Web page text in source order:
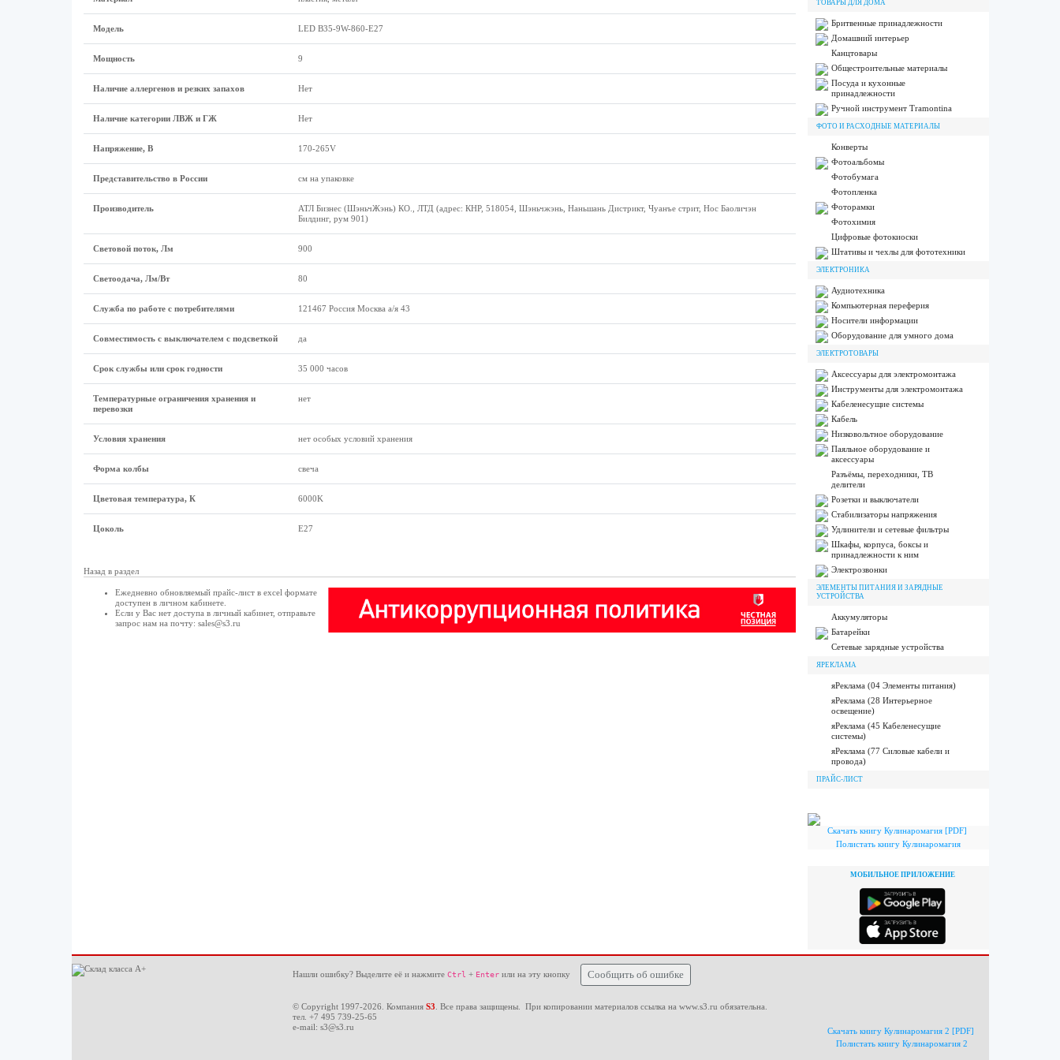
Модель LED B35-9W-860-E27
Мощность 9
Наличие аллергенов и резких запахов Нет
Наличие категории ЛВЖ и ГЖ Нет
Напряжение, В 170-265V
Представительство в России см на упаковке
Производитель
АТЛ Бизнес (ШэньчЖэнь) КО., ЛТД (адрес: КНР, 518054, Шэньчжэнь, Наньшань Дистрикт, Чуанъе стрит, Нос Баоличэн
Билдинг, рум 901)
Световой поток, Лм 900
Светоодача, Лм/Вт 80
Служба по работе с потребителями 121467 Россия Москва а/я 43
Совместимость с выключателем с подсветкой да
Срок службы или срок годности 35 000 часов
Температурные ограничения хранения и
перевозки
нет
Условия хранения нет особых условий хранения
Форма колбы свеча
Цветовая температура, К 6000K
Цоколь Е27
Назад в раздел
Ежедневно обновляемый прайс-лист в excel формате
доступен в личном кабинете.
Если у Вас нет доступа в личный кабинет, отправьте
запрос нам на почту: sales@s3.ru
ТОВАРЫ ДЛЯ ДОМА
Бритвенные принадлежности
Домашний интерьер
Канцтовары
Общестроительные материалы
Посуда и кухонные
принадлежности
Ручной инструмент Tramontina
ФОТО И РАСХОДНЫЕ МАТЕРИАЛЫ
Конверты
Фотоальбомы
Фотобумага
Фотопленка
Фоторамки
Фотохимия
Цифровые фотокиоски
Штативы и чехлы для фототехники
ЭЛЕКТРОНИКА
Аудиотехника
Компьютерная переферия
Носители информации
Оборудование для умного дома
ЭЛЕКТРОТОВАРЫ
Аксессуары для электромонтажа
Инструменты для электромонтажа
Кабеленесущие системы
Кабель
Низковольтное оборудование
Паяльное оборудование и
аксессуары
Разъёмы, переходники, ТВ
делители
Розетки и выключатели
Стабилизаторы напряжения
Удлинители и сетевые фильтры
Шкафы, корпуса, боксы и
принадлежности к ним
Электрозвонки
ЭЛЕМЕНТЫ ПИТАНИЯ И ЗАРЯДНЫЕ
УСТРОЙСТВА
Аккумуляторы
Батарейки
Сетевые зарядные устройства
ЯРЕКЛАМА
яРеклама (04 Элементы питания)
яРеклама (28 Интерьерное
освещение)
яРеклама (45 Кабеленесущие
системы)
яРеклама (77 Силовые кабели и
провода)
ПРАЙС-ЛИСТ
Скачать книгу Кулинаромагия 2 [PDF]
Полистать книгу Кулинаромагия 2
Скачать книгу Кулинаромагия [PDF]
Полистать книгу Кулинаромагия
МОБИЛЬНОЕ ПРИЛОЖЕНИЕ
Нашли ошибку? Выделите её и нажмите Ctrl + Enterили на эту кнопку Сообщить об ошибке
© Copyright 1997-2026. Компания S3 . Все права защищены. При копировании материалов ссылка на www.s3.ru обязательна.
тел. +7 495 739-25-65
e-mail: s3@s3.ru